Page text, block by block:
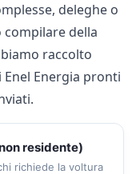
deleghe o
compilare della
raccolto
Enel Energia pronti
residente)
richiede la voltura